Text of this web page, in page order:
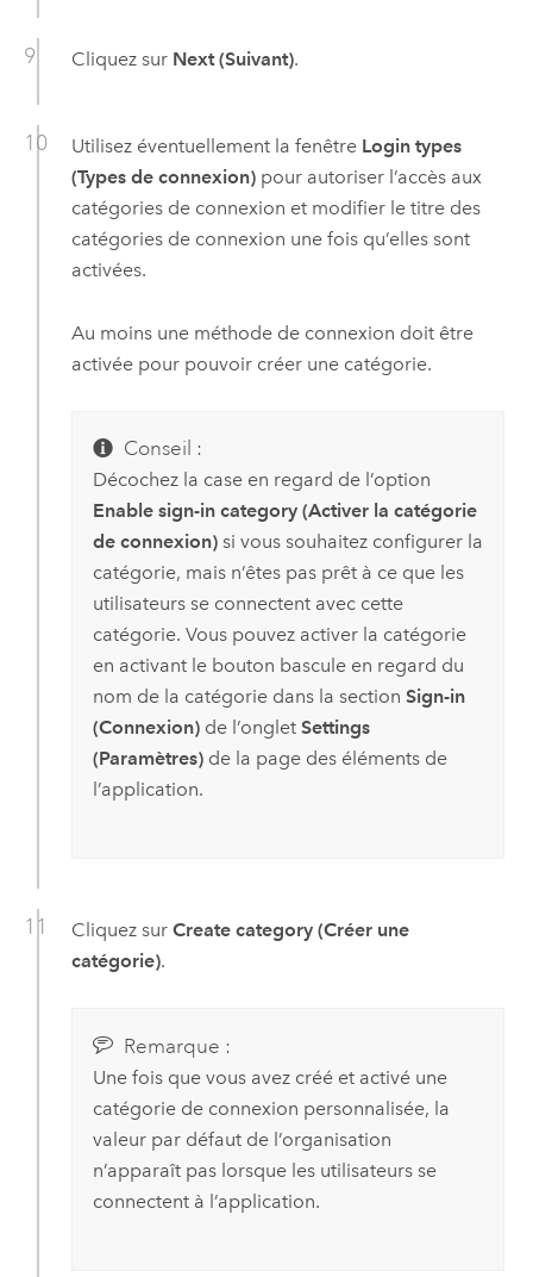
Cliquez sur Next (Suivant).
Utilisez éventuellement la fenêtre Login types
(Types de connexion)pour autoriser l’accès aux
catégories de connexion et modifier le titre des
catégories de connexion une fois qu’elles sont
activées.
Au moins une méthode de connexion doit être
activée pour pouvoir créer une catégorie.
Conseil :
Décochez la case en regard de l’option
Enable sign-in category (Activer la catégorie
de connexion)si vous souhaitez configurer la
catégorie, mais n’êtes pas prêt à ce que les
utilisateurs se connectent avec cette
catégorie. Vous pouvez activer la catégorie
en activant le bouton bascule en regard du
nom de la catégorie dans la section Sign-in
(Connexion)de l’onglet Settings
(Paramètres)de la page des éléments de
l’application.
Cliquez sur Create category (Créer une
catégorie).
Remarque :
Une fois que vous avez créé et activé une
catégorie de connexion personnalisée, la
valeur par défaut de l’organisation
n’apparaît pas lorsque les utilisateurs se
connectent à l’application.